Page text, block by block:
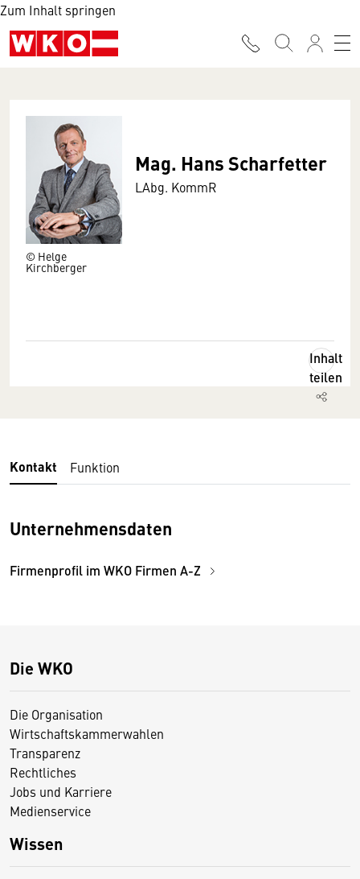
Zum Inhalt springen
© Helge
Kirchberger
Mag. Hans Scharfetter
LAbg. KommR
Inhalt
teilen
Kontakt Funktion
Unternehmensdaten
Firmenprofil im WKO Firmen A-Z
Die WKO
Die Organisation
Wirtschaftskammerwahlen
Transparenz
Rechtliches
Jobs und Karriere
Medienservice
Wissen